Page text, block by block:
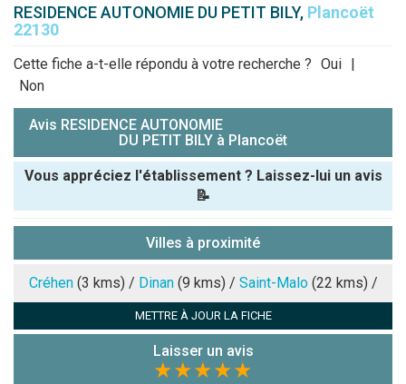
RESIDENCE AUTONOMIE DU PETIT BILY, Plancoët
22130
Cette fiche a-t-elle répondu à votre recherche ? Oui |
Non
Avis RESIDENCE AUTONOMIE
DU PETIT BILY à Plancoët
Vous appréciez l'établissement ? Laissez-lui un avis
📝
Note que vous souhaitez attribuer :
Villes à proximité
Créhen(3 kms) / Dinan(9 kms) / Saint-Malo(22 kms) /
METTRE À JOUR LA FICHE
Laisser un avis
★★★★★